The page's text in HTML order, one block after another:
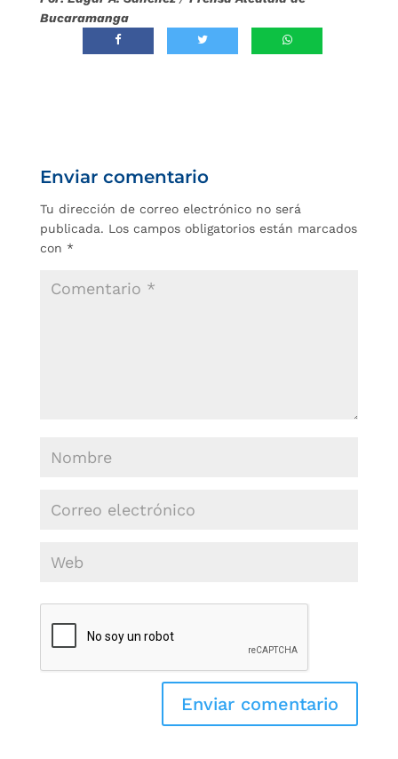
Bucaramanga
Enviar comentario
Tu dirección de correo electrónico no será
publicada. Los campos obligatorios están marcados
con *